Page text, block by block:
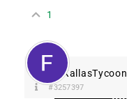
1
XallasTycoon
#3257397